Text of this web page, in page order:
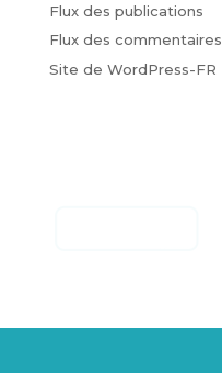
Flux des publications
Flux des commentaires
Site de WordPress-FR